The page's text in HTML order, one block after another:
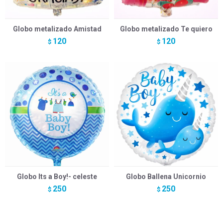
Globo metalizado Amistad
$ 120
Globo metalizado Te quiero
$ 120
Globo Its a Boy!- celeste
$ 250
Globo Ballena Unicornio
$ 250